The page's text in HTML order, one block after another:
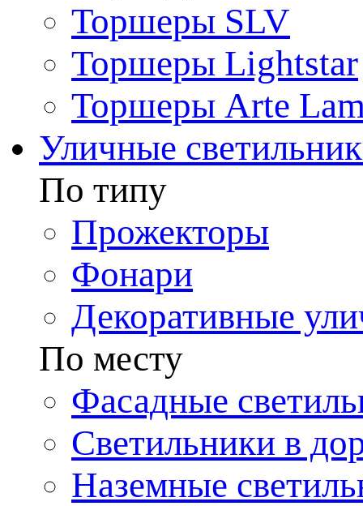
Торшеры SLV
Торшеры Lightstar
Торшеры Arte
Уличные
По типу
Прожекторы
Фонари
Декоративные
По месту
Фасадные
Светильники в
Наземные